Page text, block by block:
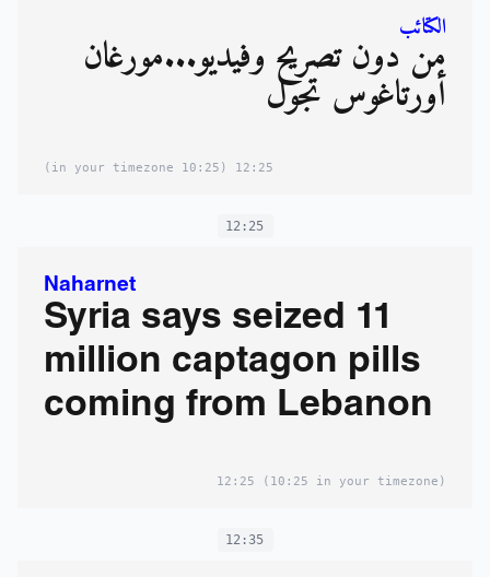
الكتائب
من دون تصريح وفيديو...مورغان
أورتاغوس تجول
12:25
(10:25 in your timezone)
12:25
Naharnet
Syria says seized 11
million captagon pills
coming from Lebanon
12:25 (10:25 in your timezone)
12:35